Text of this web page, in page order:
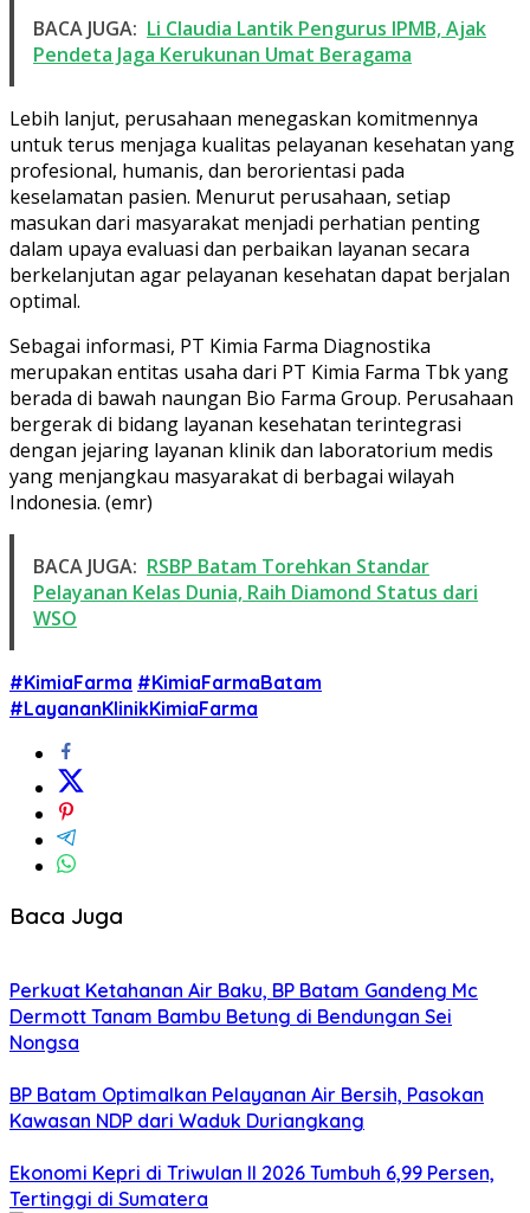
BACA JUGA: Li Claudia Lantik Pengurus IPMB, Ajak
Pendeta Jaga Kerukunan Umat Beragama
Lebih lanjut, perusahaan menegaskan komitmennya
untuk terus menjaga kualitas pelayanan kesehatan yang
profesional, humanis, dan berorientasi pada
keselamatan pasien. Menurut perusahaan, setiap
masukan dari masyarakat menjadi perhatian penting
dalam upaya evaluasi dan perbaikan layanan secara
berkelanjutan agar pelayanan kesehatan dapat berjalan
optimal.
Sebagai informasi, PT Kimia Farma Diagnostika
merupakan entitas usaha dari PT Kimia Farma Tbk yang
berada di bawah naungan Bio Farma Group. Perusahaan
bergerak di bidang layanan kesehatan terintegrasi
dengan jejaring layanan klinik dan laboratorium medis
yang menjangkau masyarakat di berbagai wilayah
Indonesia. (emr)
BACA JUGA: RSBP Batam Torehkan Standar
Pelayanan Kelas Dunia, Raih Diamond Status dari
WSO
#KimiaFarma #KimiaFarmaBatam
#LayananKlinikKimiaFarma
Baca Juga
Perkuat Ketahanan Air Baku, BP Batam Gandeng Mc
Dermott Tanam Bambu Betung di Bendungan Sei
Nongsa
BP Batam Optimalkan Pelayanan Air Bersih, Pasokan
Kawasan NDP dari Waduk Duriangkang
Ekonomi Kepri di Triwulan II 2026 Tumbuh 6,99 Persen,
Tertinggi di Sumatera